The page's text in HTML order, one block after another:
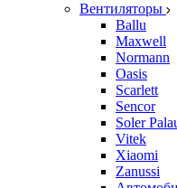
Вентиляторы
Ballu
Maxwell
Normann
Oasis
Scarlett
Sencor
Soler
Vitek
Xiaomi
Zanussi